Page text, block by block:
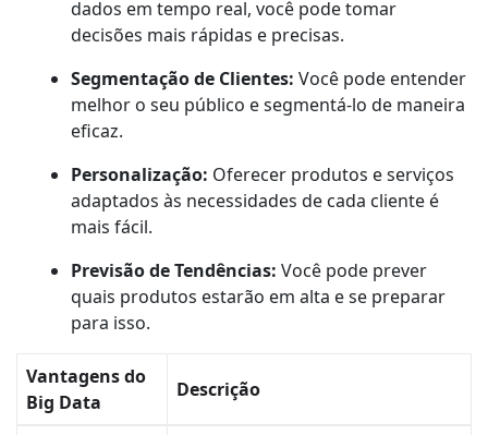
dados em tempo real, você pode tomar
decisões mais rápidas e precisas.
Segmentação de Clientes: Você pode entender
melhor o seu público e segmentá-lo de maneira
eficaz.
Personalização: Oferecer produtos e serviços
adaptados às necessidades de cada cliente é
mais fácil.
Previsão de Tendências: Você pode prever
quais produtos estarão em alta e se preparar
para isso.
Vantagens do
Big Data
Descrição